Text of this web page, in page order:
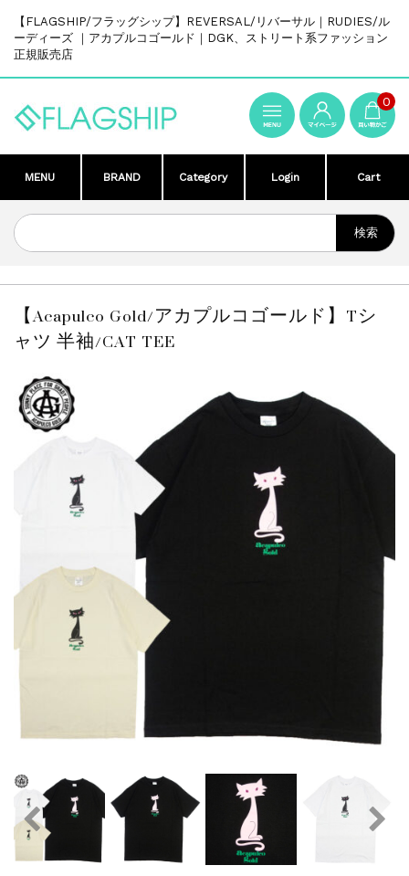
【FLAGSHIP/フラッグシップ】REVERSAL/リバーサル｜RUDIES/ル
ーディーズ ｜アカプルコゴールド｜DGK、ストリート系ファッション
正規販売店
0
MENU BRAND Category Login Cart
【Acapulco Gold/アカプルコゴールド】Tシ
ャツ 半袖/CAT TEE